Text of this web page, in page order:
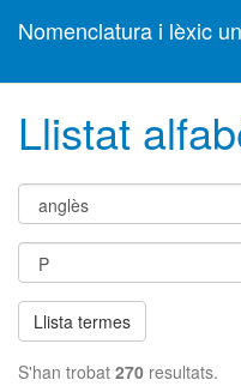
Nomenclatura i lèxic
Llistat
Llista termes
S'han trobat 270 resultats.